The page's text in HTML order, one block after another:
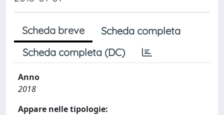
Scheda breve
Scheda completa
Scheda completa (DC)
Anno
2018
Appare nelle tipologie: